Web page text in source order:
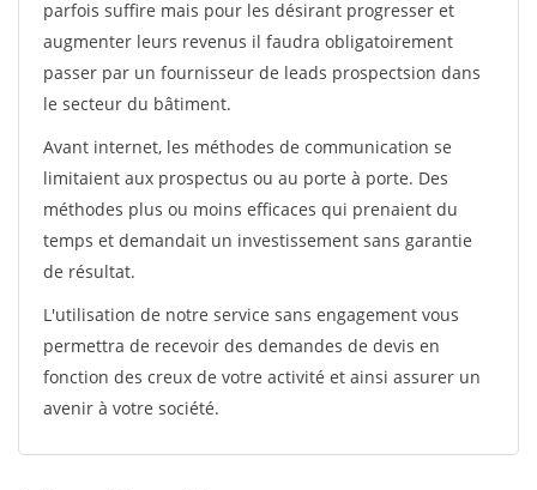
parfois suffire mais pour les désirant progresser et
augmenter leurs revenus il faudra obligatoirement
passer par un fournisseur de leads prospectsion dans
le secteur du bâtiment.
Avant internet, les méthodes de communication se
limitaient aux prospectus ou au porte à porte. Des
méthodes plus ou moins efficaces qui prenaient du
temps et demandait un investissement sans garantie
de résultat.
L'utilisation de notre service sans engagement vous
permettra de recevoir des demandes de devis en
fonction des creux de votre activité et ainsi assurer un
avenir à votre société.